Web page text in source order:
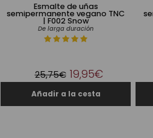
Esmalte de uñas
semipermanente vegano TNC
| F002 Snow
De larga duración
25,75€ 19,95€